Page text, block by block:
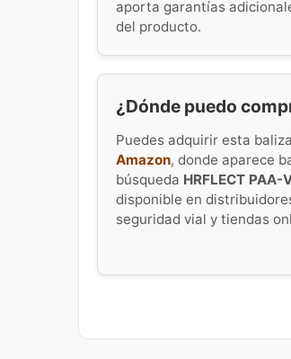
aporta garantías
del producto.
¿Dónde puedo
Puedes adquirir esta
Amazon, donde aparece
búsqueda HRFLECT PAA-
disponible en
seguridad vial y tiendas